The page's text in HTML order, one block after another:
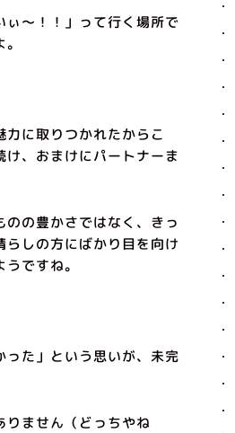
ぃ〜！！」って行く場所で
力に取りつかれたからこ
け、おまけにパートナーま
のの豊かさではなく、きっ
らしの方にばかり目を向け
ですね。
った」という思いが、未完
りません（どっちやね